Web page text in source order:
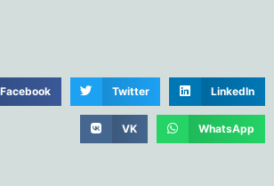
Facebook Twitter LinkedIn
VK WhatsApp